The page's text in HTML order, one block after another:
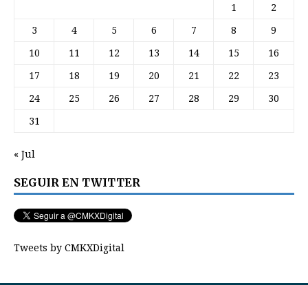
1 2
3 4 5 6 7 8 9
10 11 12 13 14 15 16
17 18 19 20 21 22 23
24 25 26 27 28 29 30
31
« Jul
SEGUIR EN TWITTER
Tweets by CMKXDigital